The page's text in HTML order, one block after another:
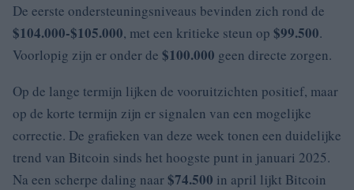
De eerste ondersteuningsniveaus bevinden zich rond de
$104.000-$105.000, met een kritieke steun op $99.500.
Voorlopig zijn er onder de $100.000 geen directe zorgen.
Op de lange termijn lijken de vooruitzichten positief, maar
op de korte termijn zijn er signalen van een mogelijke
correctie. De grafieken van deze week tonen een duidelijke
trend van Bitcoin sinds het hoogste punt in januari 2025.
Na een scherpe daling naar$74.500 in april lijkt Bitcoin